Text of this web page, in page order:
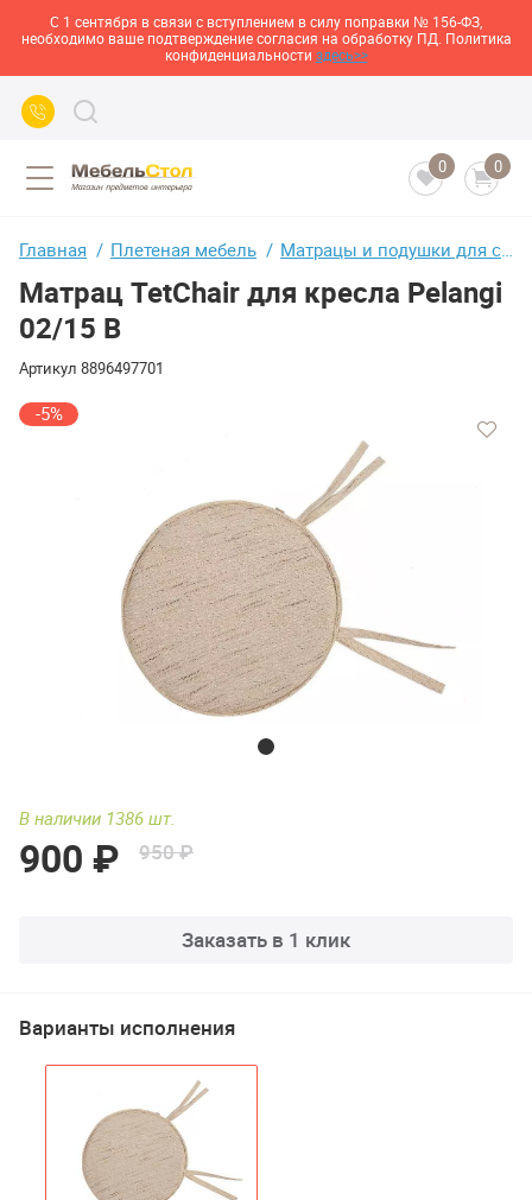
С 1 сентября в связи с вступлением в силу поправки № 156-ФЗ,
необходимо ваше подтверждение согласия на обработку ПД. Политика
конфиденциальности здесь>>
0 0
Главная Плетеная мебель Матрацы и подушки для садовой мебели
Матрац TetChair для кресла Pelangi
02/15 В
Артикул 8896497701
-5%
В наличии 1386 шт.
900 ₽ 950 ₽
Заказать в 1 клик
Варианты исполнения